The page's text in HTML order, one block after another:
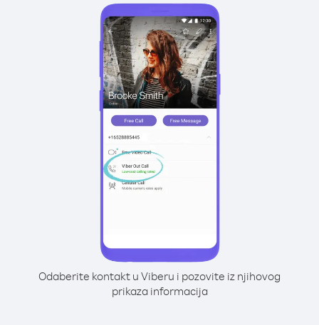
Odaberite kontakt u Viberu i pozovite iz njihovog
prikaza informacija